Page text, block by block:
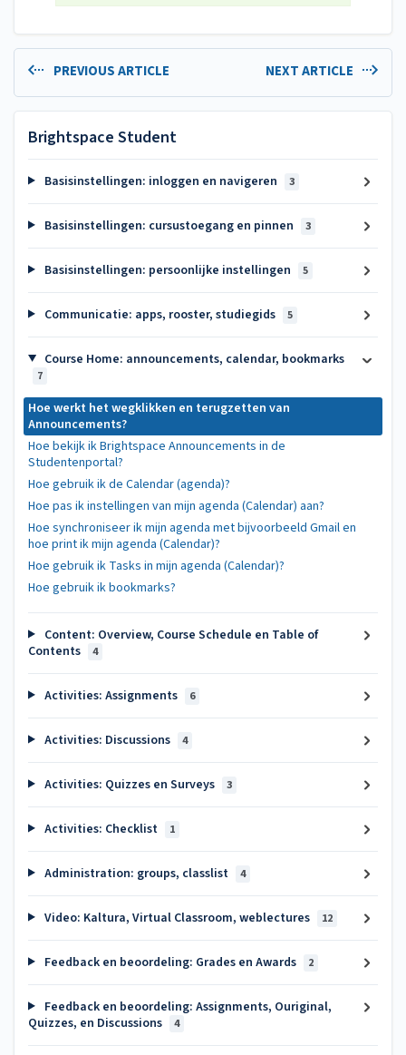
PREVIOUS ARTICLE NEXT ARTICLE
Brightspace Student
Basisinstellingen: inloggen en navigeren 3
Basisinstellingen: cursustoegang en pinnen 3
Basisinstellingen: persoonlijke instellingen 5
Communicatie: apps, rooster, studiegids 5
Course Home: announcements, calendar, bookmarks
7
Hoe werkt het wegklikken en terugzetten van
Announcements?
Hoe bekijk ik Brightspace Announcements in de
Studentenportal?
Hoe gebruik ik de Calendar (agenda)?
Hoe pas ik instellingen van mijn agenda (Calendar) aan?
Hoe synchroniseer ik mijn agenda met bijvoorbeeld Gmail en
hoe print ik mijn agenda (Calendar)?
Hoe gebruik ik Tasks in mijn agenda (Calendar)?
Hoe gebruik ik bookmarks?
Content: Overview, Course Schedule en Table of
Contents
4
Activities: Assignments 6
Activities: Discussions 4
Activities: Quizzes en Surveys 3
Activities: Checklist 1
Administration: groups, classlist 4
Video: Kaltura, Virtual Classroom, weblectures 12
Feedback en beoordeling: Grades en Awards 2
Feedback en beoordeling: Assignments, Ouriginal,
Quizzes, en Discussions
4